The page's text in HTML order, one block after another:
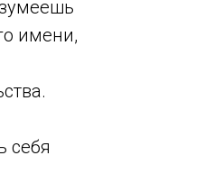
имени,
себя